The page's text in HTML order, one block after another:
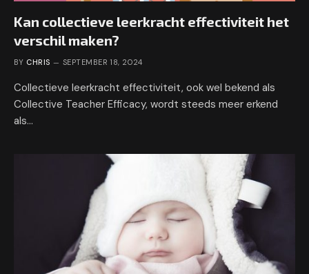
Kan collectieve leerkracht effectiviteit het
verschil maken?
BY CHRIS SEPTEMBER 18, 2024
Collectieve leerkracht effectiviteit, ook wel bekend als
Collective Teacher Efficacy, wordt steeds meer erkend
als…